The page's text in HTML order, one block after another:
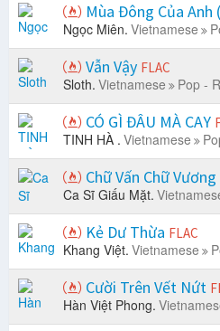
Mùa Đông Của Anh
Ngọc Miên. Vietnamese
Vẫn Vậy FLAC
Sloth. Vietnamese Pop -
CÓ GÌ ĐÂU MÀ CAY
TINH HÀ . Vietnamese
Chữ Vấn Chữ Vương
Ca Sĩ Giấu Mặt.
Kẻ Dư Thừa FLAC
Khang Việt. Vietnamese
Cười Trên Vết Nứt
Hàn Việt Phong.